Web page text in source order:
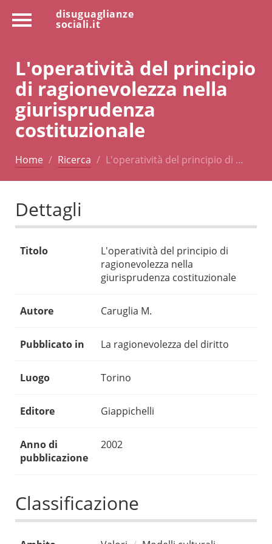
disuguaglianze
sociali.it
L'operatività del principio
di ragionevolezza nella
giurisprudenza
costituzionale
Home Ricerca L'operatività del principio di …
Dettagli
Titolo
L'operatività del principio di
ragionevolezza nella
giurisprudenza costituzionale
Autore Caruglia M.
Pubblicato in La ragionevolezza del diritto
Luogo Torino
Editore Giappichelli
Anno di
pubblicazione
2002
Classificazione